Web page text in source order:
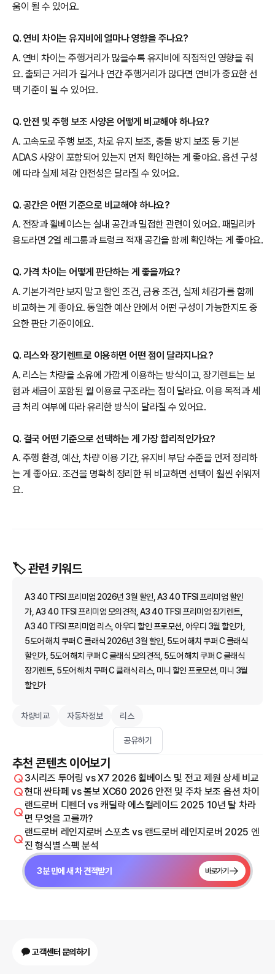
움이 될 수 있어요.
Q. 연비 차이는 유지비에 얼마나 영향을 주나요?
A. 연비 차이는 주행거리가 많을수록 유지비에 직접적인 영향을 줘
요. 출퇴근 거리가 길거나 연간 주행거리가 많다면 연비가 중요한 선
택 기준이 될 수 있어요.
Q. 안전 및 주행 보조 사양은 어떻게 비교해야 하나요?
A. 고속도로 주행 보조, 차로 유지 보조, 충돌 방지 보조 등 기본
ADAS 사양이 포함되어 있는지 먼저 확인하는 게 좋아요. 옵션 구성
에 따라 실제 체감 안전성은 달라질 수 있어요.
Q. 공간은 어떤 기준으로 비교해야 하나요?
A. 전장과 휠베이스는 실내 공간과 밀접한 관련이 있어요. 패밀리카
용도라면 2열 레그룸과 트렁크 적재 공간을 함께 확인하는 게 좋아요.
Q. 가격 차이는 어떻게 판단하는 게 좋을까요?
A. 기본가격만 보지 말고 할인 조건, 금융 조건, 실제 체감가를 함께
비교하는 게 좋아요. 동일한 예산 안에서 어떤 구성이 가능한지도 중
요한 판단 기준이에요.
Q. 리스와 장기렌트로 이용하면 어떤 점이 달라지나요?
A. 리스는 차량을 소유에 가깝게 이용하는 방식이고, 장기렌트는 보
험과 세금이 포함된 월 이용료 구조라는 점이 달라요. 이용 목적과 세
금 처리 여부에 따라 유리한 방식이 달라질 수 있어요.
Q. 결국 어떤 기준으로 선택하는 게 가장 합리적인가요?
A. 주행 환경, 예산, 차량 이용 기간, 유지비 부담 수준을 먼저 정리하
는 게 좋아요. 조건을 명확히 정리한 뒤 비교하면 선택이 훨씬 쉬워져
요.
🏷️ 관련 키워드
A3 40 TFSI 프리미엄 2026년 3월 할인, A3 40 TFSI 프리미엄 할인
가, A3 40 TFSI 프리미엄 모의견적, A3 40 TFSI 프리미엄 장기렌트,
A3 40 TFSI 프리미엄 리스, 아우디 할인 프로모션, 아우디 3월 할인가,
5도어 해치 쿠퍼 C 클래식 2026년 3월 할인, 5도어 해치 쿠퍼 C 클래식
할인가, 5도어 해치 쿠퍼 C 클래식 모의견적, 5도어 해치 쿠퍼 C 클래식
장기렌트, 5도어 해치 쿠퍼 C 클래식 리스, 미니 할인 프로모션, 미니 3월
할인가
차량비교 자동차정보 리스
공유하기
추천 콘텐츠 이어보기
3시리즈 투어링 vs X7 2026 휠베이스 및 전고 제원 상세 비교
현대 싼타페 vs 볼보 XC60 2026 안전 및 주차 보조 옵션 차이
랜드로버 디펜더 vs 캐딜락 에스컬레이드 2025 10년 탈 차라
면 무엇을 고를까?
랜드로버 레인지로버 스포츠 vs 랜드로버 레인지로버 2025 엔
진 형식별 스펙 분석
3분 만에 새 차 견적받기 바로가기
고객센터 문의하기